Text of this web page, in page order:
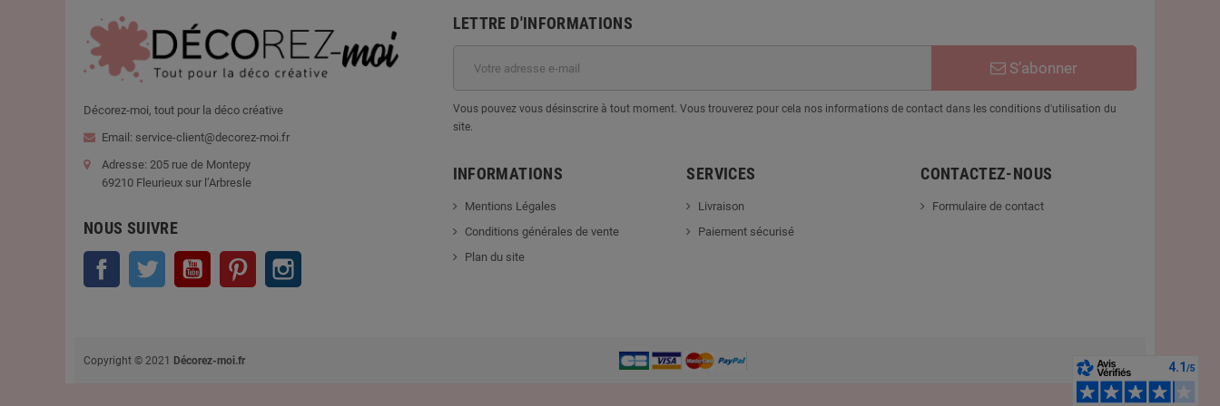
Décorez-moi, tout pour la déco créative
Email: service-client@decorez-moi.fr
Adresse: 205 rue de Montepy
69210 Fleurieux sur l’Arbresle
NOUS SUIVRE
Facebook Twitter YouTube Pinterest
LETTRE D'INFORMATIONS
S’abonner
Vous pouvez vous désinscrire à tout moment. Vous trouverez pour cela nos informations de contact dans les conditions d'utilisation du
site.
INFORMATIONS
Mentions Légales
Conditions générales de vente
Plan du site
SERVICES
Livraison
Paiement sécurisé
CONTACTEZ-NOUS
Formulaire de contact
Copyright © 2021 Décorez-moi.fr